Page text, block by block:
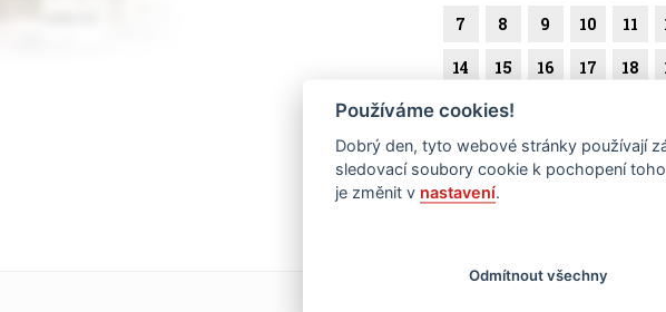
7 8 9 10 11
14 15 16 17 18
21 22
28 29 30 31
Používáme cookies!
Dobrý den, tyto webové stránky používají
sledovací soubory cookie k pochopení
je změnit v nastavení.
Odmítnout všechny